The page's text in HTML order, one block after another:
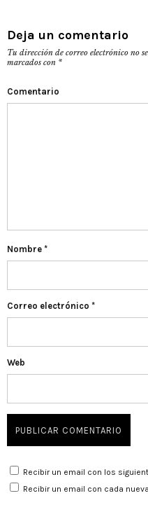
Deja un comentario
Tu dirección de correo electrónico no
marcados con *
Comentario
Nombre *
Correo electrónico *
Web
Recibir un email con los
Recibir un email con cada